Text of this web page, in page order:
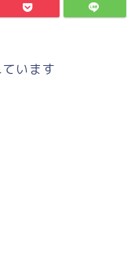
います